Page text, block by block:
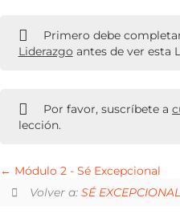
Primero debe
Liderazgo antes de ver esta
Por favor, suscríbete a
lección.
Módulo 2 - Sé Excepcional
Volver a: SÉ EXCEPCIONAL